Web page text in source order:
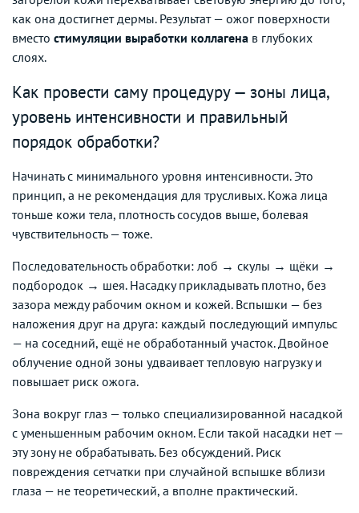
как она достигнет дермы. Результат — ожог поверхности
вместо стимуляции выработки коллагена в глубоких
слоях.
Как провести саму процедуру — зоны лица,
уровень интенсивности и правильный
порядок обработки?
Начинать с минимального уровня интенсивности. Это
принцип, а не рекомендация для трусливых. Кожа лица
тоньше кожи тела, плотность сосудов выше, болевая
чувствительность — тоже.
Последовательность обработки: лоб → скулы → щёки →
подбородок → шея. Насадку прикладывать плотно, без
зазора между рабочим окном и кожей. Вспышки — без
наложения друг на друга: каждый последующий импульс
— на соседний, ещё не обработанный участок. Двойное
облучение одной зоны удваивает тепловую нагрузку и
повышает риск ожога.
Зона вокруг глаз — только специализированной насадкой
с уменьшенным рабочим окном. Если такой насадки нет —
эту зону не обрабатывать. Без обсуждений. Риск
повреждения сетчатки при случайной вспышке вблизи
глаза — не теоретический, а вполне практический.